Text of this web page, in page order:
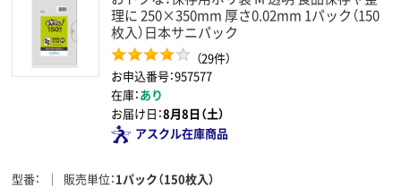
理に 250×350mm 厚さ0.02mm 1パック（150
枚入）日本サニパック
（29件）
お申込番号：957577
在庫：あり
お届け日：8月8日（土）
アスクル在庫商品
型番 販売単位 1パック（150枚入）